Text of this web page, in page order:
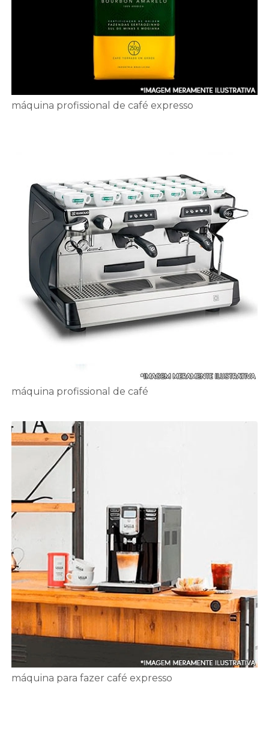
máquina profissional de café expresso
máquina profissional de café
máquina para fazer café expresso